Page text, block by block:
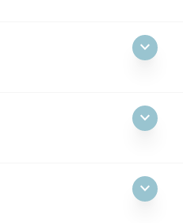
expand_more
expand_more
expand_more